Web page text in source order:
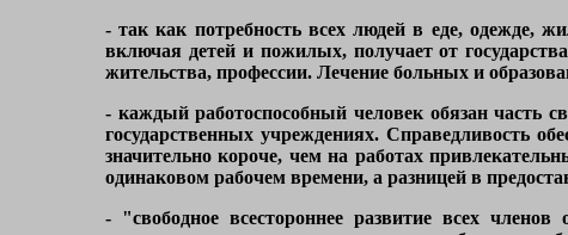
- так как потребность всех людей в еде, одежде,
включая детей и пожилых, получает от
жительства, профессии. Лечение больных и
- каждый работоспособный человек обязан часть
государственных учреждениях. Справедливость
значительно короче, чем на работах
одинаковом рабочем времени, а разницей в
- "свободное всестороннее развитие всех